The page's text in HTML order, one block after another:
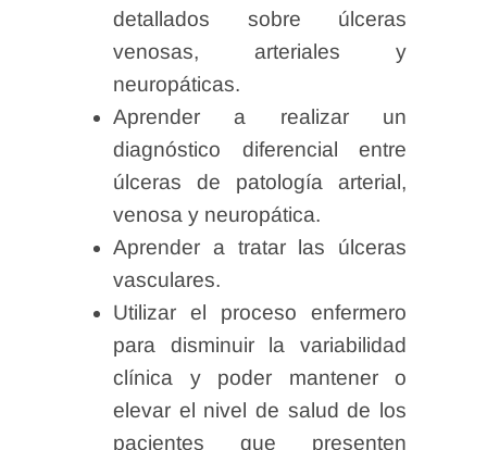
detallados sobre úlceras
venosas, arteriales y
neuropáticas.
Aprender a realizar un
diagnóstico diferencial entre
úlceras de patología arterial,
venosa y neuropática.
Aprender a tratar las úlceras
vasculares.
Utilizar el proceso enfermero
para disminuir la variabilidad
clínica y poder mantener o
elevar el nivel de salud de los
pacientes que presenten